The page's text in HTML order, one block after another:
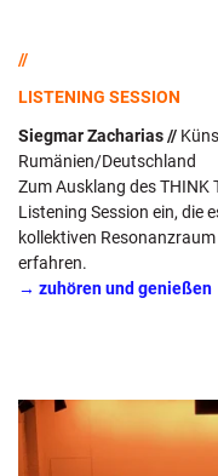
//
LISTENING SESSION
Siegmar Zacharias //
Rumänien/Deutschland
Zum Ausklang des THINK
Listening Session ein, die
kollektiven
erfahren.
→ zuhören und genießen